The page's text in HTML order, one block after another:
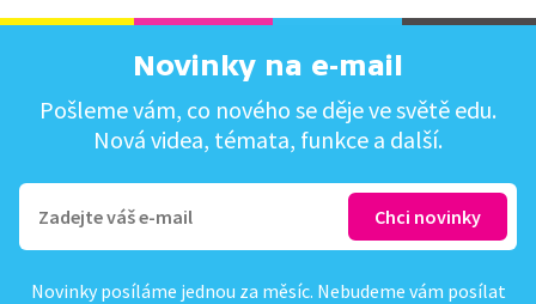
Novinky na e-mail
Pošleme vám, co nového se děje ve světě edu.
Nová videa, témata, funkce a další.
Novinky posíláme jednou za měsíc. Nebudeme vám posílat